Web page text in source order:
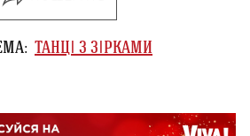
ТАНЦІ З ЗІРКАМИ